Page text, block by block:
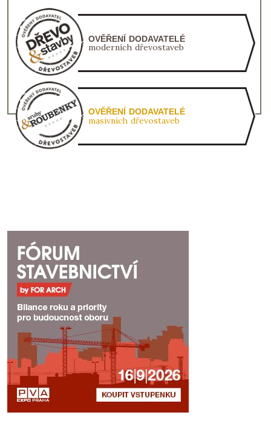
OVĚŘENÍ DODAVATELÉ
moderních dřevostaveb
OVĚŘENÍ DODAVATELÉ
masivních dřevostaveb